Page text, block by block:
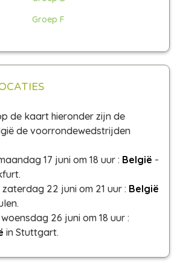
Groep F
de kaart hieronder zijn de
de voorrondewedstrijden
17 juni om 18 uur : België -
22 juni om 21 uur : België
26 juni om 18 uur :
in Stuttgart.